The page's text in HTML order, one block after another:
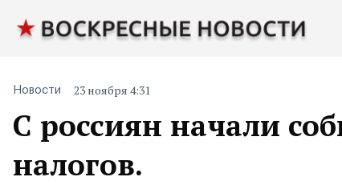
С россиян начали
налогов.
Новости 23 ноября 4:31